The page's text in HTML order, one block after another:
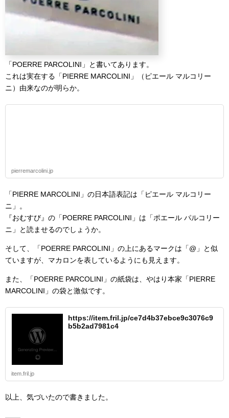
「POERRE PARCOLINI」と書いてあります。
これは実在する「PIERRE MARCOLINI」（ピエール マルコリー
ニ）由来なのが明らか。
pierremarcolini.jp
「PIERRE MARCOLINI」の日本語表記は「ピエール マルコリー
ニ」。
『おむすび』の「POERRE PARCOLINI」は「ポエール パルコリー
ニ」と読ませるのでしょうか。
そして、「POERRE PARCOLINI」の上にあるマークは「@」と似
ていますが、マカロンを表しているようにも見えます。
また、「POERRE PARCOLINI」の紙袋は、やはり本家「PIERRE
MARCOLINI」の袋と激似です。
https://item.fril.jp/ce7d4b37ebce9c3076c9
b5b2ad7981c4
item.fril.jp
以上、気づいたので書きました。